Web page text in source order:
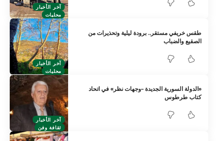
آخر الأخبار
محليات
آخر الأخبار
محليات
طقس خريفي مستقر.. برودة ليلية وتحذيرات من
الصقيع والضباب
آخر الأخبار
ثقافة وفن
«الدولة السورية الجديدة –وجهات نظر» في اتحاد
كتاب طرطوس